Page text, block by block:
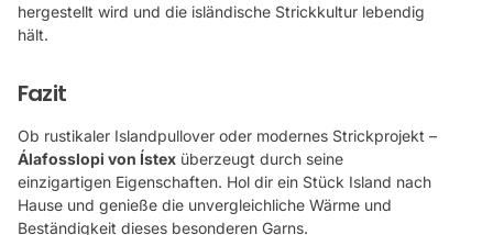
hergestellt wird und die isländische Strickkultur lebendig
hält.
Fazit
Ob rustikaler Islandpullover oder modernes Strickprojekt –
Álafosslopi von Ístex überzeugt durch seine
einzigartigen Eigenschaften. Hol dir ein Stück Island nach
Hause und genieße die unvergleichliche Wärme und
Beständigkeit dieses besonderen Garns.